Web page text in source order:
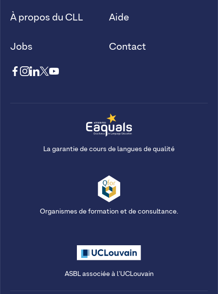
À propos du CLL
Jobs
Aide
Contact
La garantie de cours de langues de qualité
Organismes de formation et de consultance.
ASBL associée à l'UCLouvain